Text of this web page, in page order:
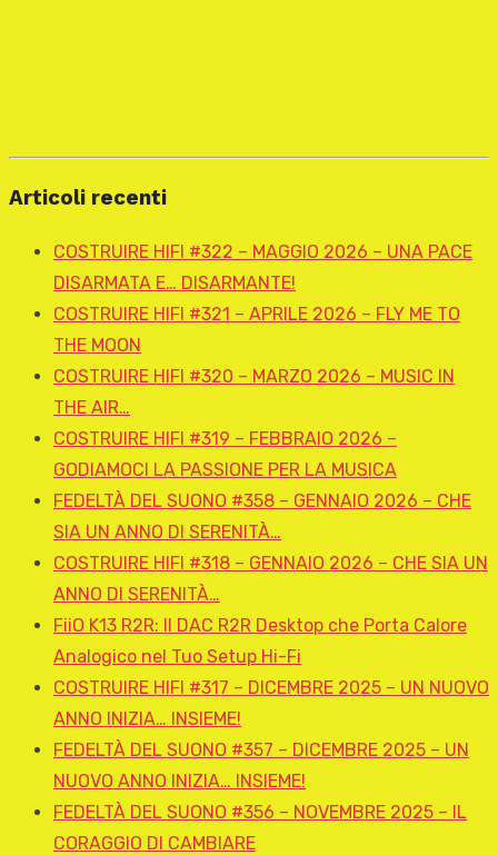
Articoli recenti
COSTRUIRE HIFI #322 – MAGGIO 2026 – UNA PACE
DISARMATA E… DISARMANTE!
COSTRUIRE HIFI #321 – APRILE 2026 – FLY ME TO
THE MOON
COSTRUIRE HIFI #320 – MARZO 2026 – MUSIC IN
THE AIR…
COSTRUIRE HIFI #319 – FEBBRAIO 2026 –
GODIAMOCI LA PASSIONE PER LA MUSICA
FEDELTÀ DEL SUONO #358 – GENNAIO 2026 – CHE
SIA UN ANNO DI SERENITÀ…
COSTRUIRE HIFI #318 – GENNAIO 2026 – CHE SIA UN
ANNO DI SERENITÀ…
FiiO K13 R2R: Il DAC R2R Desktop che Porta Calore
Analogico nel Tuo Setup Hi-Fi
COSTRUIRE HIFI #317 – DICEMBRE 2025 – UN NUOVO
ANNO INIZIA… INSIEME!
FEDELTÀ DEL SUONO #357 – DICEMBRE 2025 – UN
NUOVO ANNO INIZIA… INSIEME!
FEDELTÀ DEL SUONO #356 – NOVEMBRE 2025 – IL
CORAGGIO DI CAMBIARE